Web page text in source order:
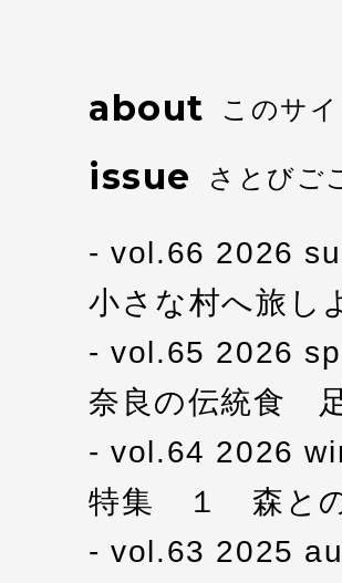
about このサ
issue さとびご
vol.66 2026
小さな村へ旅し
vol.65 2026
奈良の伝統食
vol.64 2026
特集 １ 森と
vol.63 2025